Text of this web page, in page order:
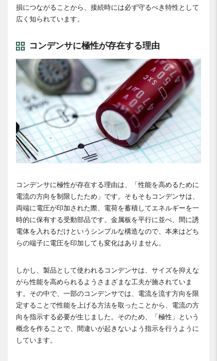
損につながることから、接続時には必ず守るべき特性として
広く知られています。
コンデンサに極性が存在する理由
コンデンサに極性が存在する理由は、「性能を高めるために
電流の方向を制限したため」です。そもそもコンデンサは、
両端に電圧が印加された際、電荷を蓄積してエネルギーを一
時的に保有する受動部品です。金属板を平行に並べ、間に誘
電体を入れるだけというシンプルな構造なので、本来はどち
らの端子に電圧を印加しても変化はありません。
しかし、製品として使われるコンデンサは、サイズを抑えな
がら性能を高められるようさまざまな工夫が施されていま
す。その中で、一部のコンデンサでは、電流を流す方向を限
定することで性能を上げる方法を取ったことから、電流の方
向を指示する必要が生じました。そのため、「極性」という
概念を作ることで、間違いが起きないよう指示を行うように
しています。